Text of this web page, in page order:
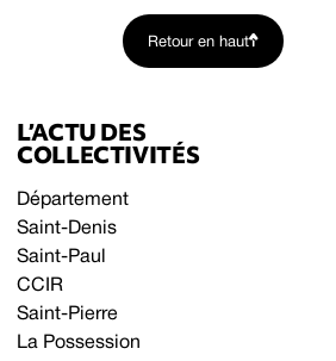
Retour en haut
L’ACTU DES
COLLECTIVITÉS
Département
Saint-Denis
Saint-Paul
CCIR
Saint-Pierre
La Possession